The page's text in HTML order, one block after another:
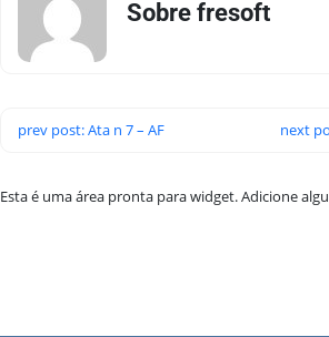
Sobre fresoft
prev post: Ata n 7 – AF next
Esta é uma área pronta para widget. Adicione